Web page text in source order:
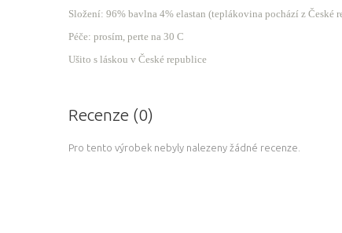
Složení: 96% bavlna 4% elastan (teplákovina pochází z České
Péče: prosím, perte na 30 C
Ušito s láskou v České republice
Recenze (0)
Pro tento výrobek nebyly nalezeny žádné recenze.